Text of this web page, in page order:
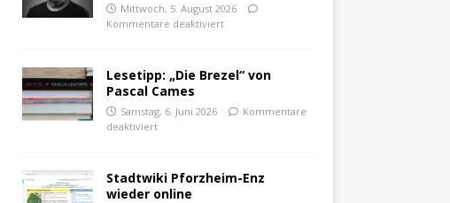
Mittwoch, 5. August 2026
Kommentare deaktiviert
Lesetipp: „Die Brezel“ von
Pascal Cames
Samstag, 6. Juni 2026
Kommentare
deaktiviert
Stadtwiki Pforzheim-Enz
wieder online